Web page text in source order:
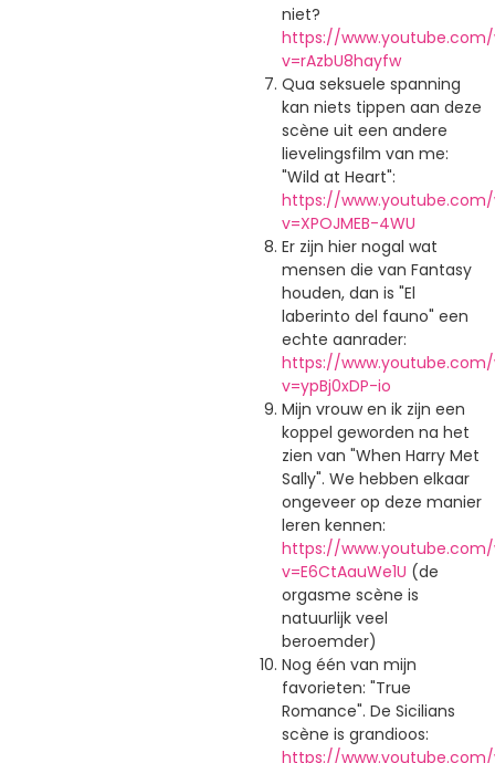
niet?
https://
v=rAzbU8hayfw
Qua seksuele spanning
kan niets tippen aan deze
scène uit een andere
lievelingsfilm van me:
"Wild at Heart":
https://
v=XPOJMEB-4WU
Er zijn hier nogal wat
mensen die van Fantasy
houden, dan is "El
laberinto del fauno" een
echte aanrader:
https://
v=ypBj0xDP-io
Mijn vrouw en ik zijn een
koppel geworden na het
zien van "When Harry Met
Sally". We hebben elkaar
ongeveer op deze manier
leren kennen:
https://
v=E6CtAauWe1U (de
orgasme scène is
natuurlijk veel
beroemder)
Nog één van mijn
favorieten: "True
Romance". De Sicilians
scène is grandioos:
https://